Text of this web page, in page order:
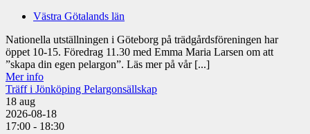
Västra Götalands län
Nationella utställningen i Göteborg på trädgårdsföreningen har
öppet 10-15. Föredrag 11.30 med Emma Maria Larsen om att
”skapa din egen pelargon”. Läs mer på vår [...]
Mer info
Träff i Jönköping Pelargonsällskap
18 aug
2026-08-18
17:00 - 18:30